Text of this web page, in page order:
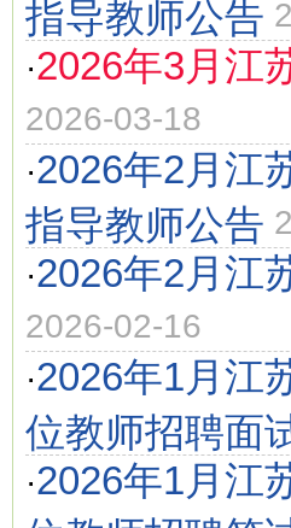
指导教师公告
·2026年3月江
2026-03-18
·2026年2月江
指导教师公告
·2026年2月江
2026-02-16
·2026年1月江
位教师招聘面
·2026年1月江